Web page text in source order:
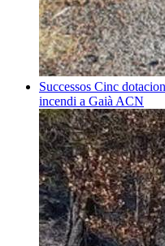
Successos Cinc
incendi a Gaià ACN